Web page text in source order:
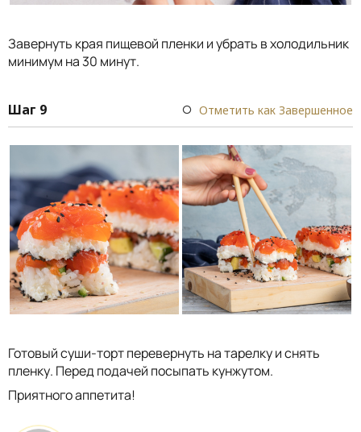
Завернуть края пищевой пленки и убрать в холодильник
минимум на 30 минут.⠀
Шаг 9 Отметить как Завершенное
Готовый суши-торт перевернуть на тарелку и снять
пленку. Перед подачей посыпать кунжутом.
Приятного аппетита!